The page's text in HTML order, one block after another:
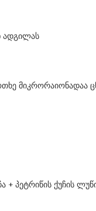
ადგილას
მიკრორაიონადაა
პეტრიწის ქუჩის